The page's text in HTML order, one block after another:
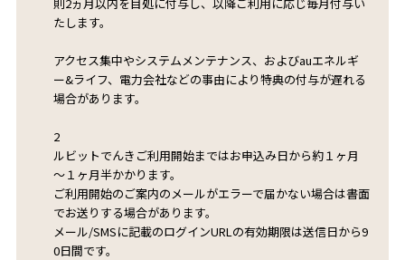
たします。
アクセス集中やシステムメンテナンス、およびauエネルギ
ー&ライフ、電力会社などの事由により特典の付与が遅れる
場合があります。
2
ルビットでんきご利用開始まではお申込み日から約１ヶ月
～１ヶ月半かかります。
ご利用開始のご案内のメールがエラーで届かない場合は書面
でお送りする場合があります。
メール/SMSに記載のログインURLの有効期限は送信日から9
0日間です。